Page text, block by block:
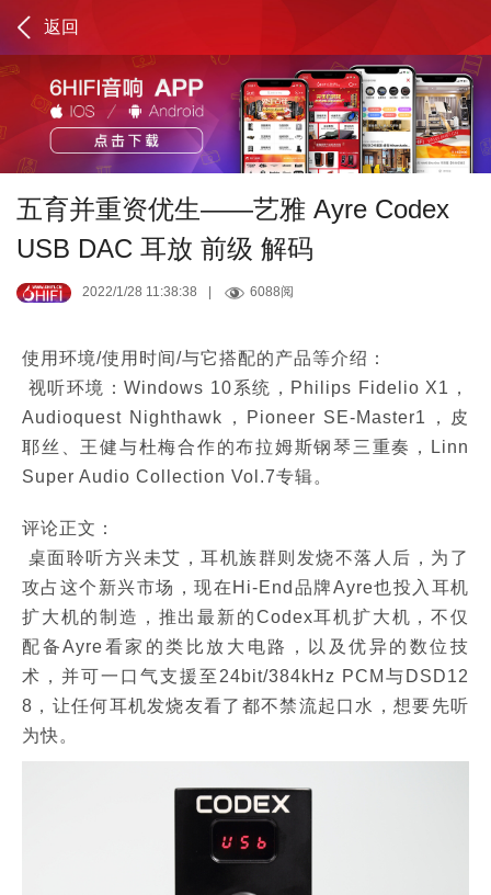
返回
五育并重资优生——艺雅 Ayre Codex
USB DAC 耳放 前级 解码
2022/1/28 11:38:38 6088阅
使用环境/使用时间/与它搭配的产品等介绍：
视听环境：Windows 10系统，Philips Fidelio X1，
Audioquest Nighthawk，Pioneer SE-Master1，皮
耶丝、王健与杜梅合作的布拉姆斯钢琴三重奏，Linn
Super Audio Collection Vol.7专辑。
评论正文：
桌面聆听方兴未艾，耳机族群则发烧不落人后，为了
攻占这个新兴市场，现在Hi-End品牌Ayre也投入耳机
扩大机的制造，推出最新的Codex耳机扩大机，不仅
配备Ayre看家的类比放大电路，以及优异的数位技
术，并可一口气支援至24bit/384kHz PCM与DSD12
8，让任何耳机发烧友看了都不禁流起口水，想要先听
为快。